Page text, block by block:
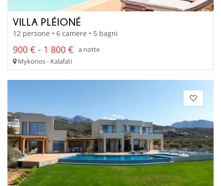
VILLA PLÉIONÉ
12 persone • 6 camere • 5 bagni
900 € - 1 800 €
a notte
Mykonos - Kalafati